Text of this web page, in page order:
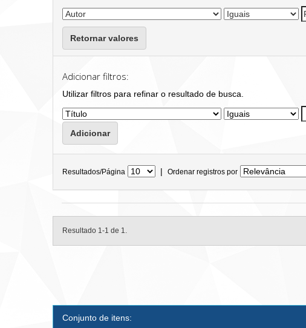
Retornar valores
Adicionar filtros:
Utilizar filtros para refinar o resultado de busca.
Resultados/Página | Ordenar registros por
Resultado 1-1 de 1.
Conjunto de itens: